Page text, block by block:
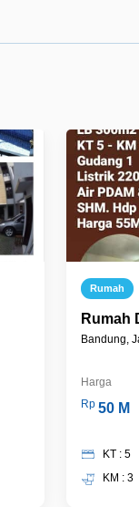
Rumah
Rumah
Bandung,
Harga
Rp 50 M
KT : 5
KM : 3